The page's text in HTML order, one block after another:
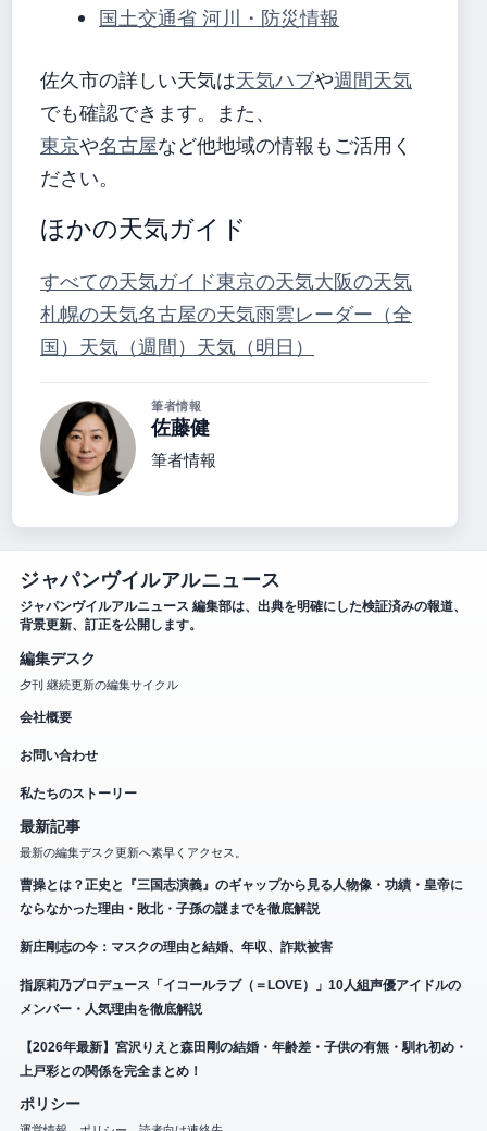
国土交通省 河川・防災情報
佐久市の詳しい天気は天気ハブや週間天気
でも確認できます。また、
東京や名古屋など他地域の情報もご活用く
ださい。
ほかの天気ガイド
すべての天気ガイド東京の天気大阪の天気
札幌の天気名古屋の天気雨雲レーダー（全
国） 天気（週間） 天気（明日）
筆者情報
佐藤健
筆者情報
ジャパンヴイルアルニュース
ジャパンヴイルアルニュース 編集部は、出典を明確にした検証済みの報道、
背景更新、訂正を公開します。
編集デスク
夕刊 継続更新の編集サイクル
会社概要
お問い合わせ
私たちのストーリー
最新記事
最新の編集デスク更新へ素早くアクセス。
曹操とは？正史と『三国志演義』のギャップから見る人物像・功績・皇帝に
ならなかった理由・敗北・子孫の謎までを徹底解説
新庄剛志の今：マスクの理由と結婚、年収、詐欺被害
指原莉乃プロデュース「イコールラブ（＝LOVE）」10人組声優アイドルの
メンバー・人気理由を徹底解説
【2026年最新】宮沢りえと森田剛の結婚・年齢差・子供の有無・馴れ初め・
上戸彩との関係を完全まとめ！
ポリシー